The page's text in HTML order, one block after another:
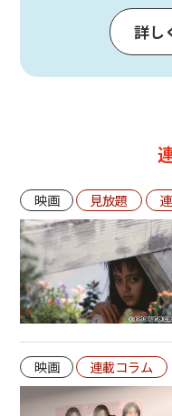
詳し
映画 見放題
映画 連載コラム